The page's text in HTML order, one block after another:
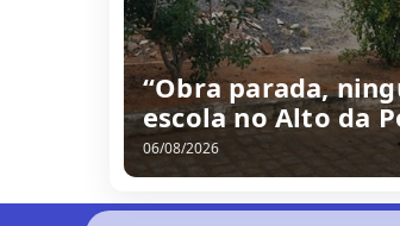
/
0
8
/
2
0
2
6